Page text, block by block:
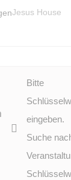
Jesus House
Bitte
eingeben.
Suche